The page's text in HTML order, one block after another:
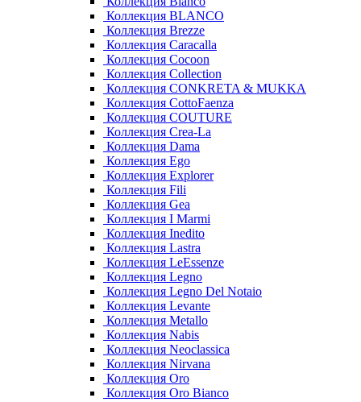
Коллекция BLANCO
Коллекция Brezze
Коллекция Caracalla
Коллекция Cocoon
Коллекция Collection
Коллекция CONKRETA & MUKKA
Коллекция CottoFaenza
Коллекция COUTURE
Коллекция Crea-La
Коллекция Dama
Коллекция Ego
Коллекция Explorer
Коллекция Fili
Коллекция Gea
Коллекция I Marmi
Коллекция Inedito
Коллекция Lastra
Коллекция LeEssenze
Коллекция Legno
Коллекция Legno Del Notaio
Коллекция Levante
Коллекция Metallo
Коллекция Nabis
Коллекция Neoclassica
Коллекция Nirvana
Коллекция Oro
Коллекция Oro Bianco